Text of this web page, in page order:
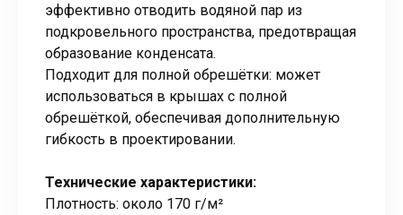
эффективно отводить водяной пар из
подкровельного пространства, предотвращая
образование конденсата.
Подходит для полной обрешётки: может
использоваться в крышах с полной
обрешёткой, обеспечивая дополнительную
гибкость в проектировании.
Технические характеристики:
Плотность: около 170 г/м²